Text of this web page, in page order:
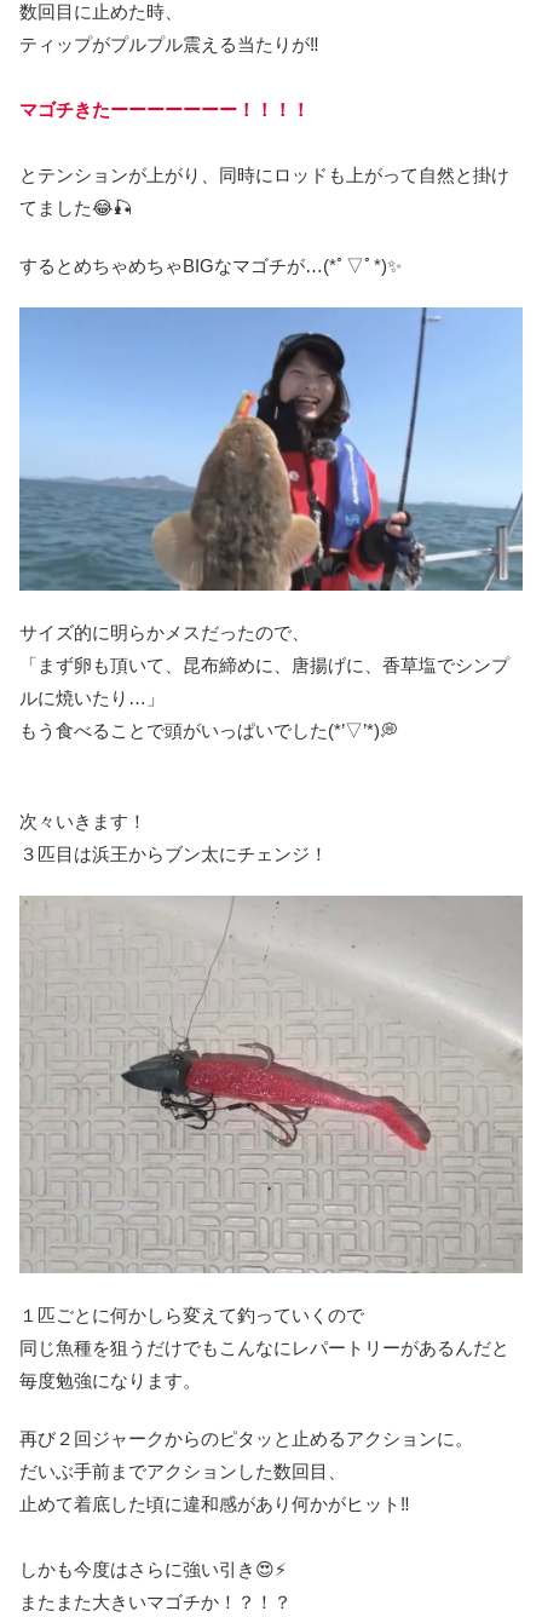
数回目に止めた時、
ティップがプルプル震える当たりが‼️
マゴチきたーーーーーーー！！！！
とテンションが上がり、同時にロッドも上がって自然と掛け
てました😂🎣
するとめちゃめちゃBIGなマゴチが…(*ﾟ▽ﾟ*)✨
サイズ的に明らかメスだったので、
「まず卵も頂いて、昆布締めに、唐揚げに、香草塩でシンプ
ルに焼いたり…」
もう食べることで頭がいっぱいでした(*’▽’*)💭
次々いきます！
３匹目は浜王からブン太にチェンジ！
１匹ごとに何かしら変えて釣っていくので
同じ魚種を狙うだけでもこんなにレパートリーがあるんだと
毎度勉強になります。
再び２回ジャークからのピタッと止めるアクションに。
だいぶ手前までアクションした数回目、
止めて着底した頃に違和感があり何かがヒット‼️
しかも今度はさらに強い引き😍⚡️
またまた大きいマゴチか！？！？